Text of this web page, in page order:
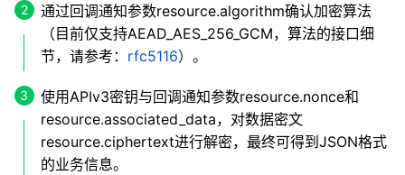
通过回调通知参数resource.algorithm确认加密算法
（目前仅支持AEAD_AES_256_GCM，算法的接口细
节，请参考： rfc5116）。
使用APIv3密钥与回调通知参数resource.nonce和
resource.associated_data，对数据密文
resource.ciphertext进行解密，最终可得到JSON格式
的业务信息。